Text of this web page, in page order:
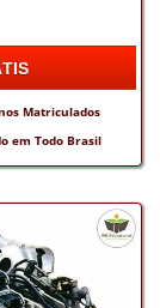
Matriculados
em Todo Brasil